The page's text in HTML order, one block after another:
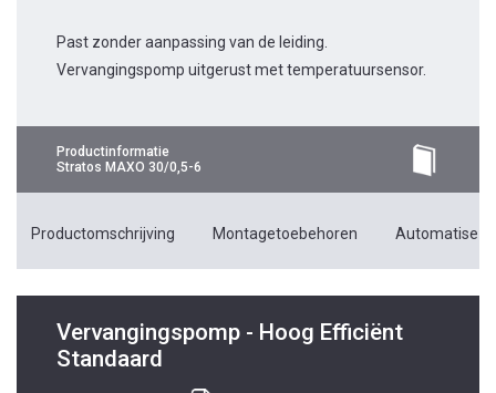
Past zonder aanpassing van de leiding.
Vervangingspomp uitgerust met temperatuursensor.
Productinformatie
Stratos MAXO 30/0,5-6
Productomschrijving Montagetoebehoren
Vervangingspomp - Hoog Efficiënt
Standaard